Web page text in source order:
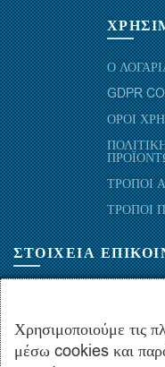
Ο
GDPR
ΟΡΟΙ
ΤΡΟΠΟΙ
ΤΡΟΠΟΙ
ΣΤΟΙΧΕΙΑ
+30.210-5143367,
+30.210-5133976
Χρησιμοποιούμε τις
μέσω cookies και